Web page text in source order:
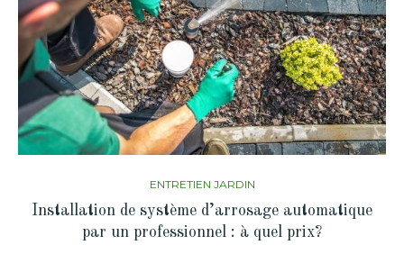
ENTRETIEN JARDIN
Installation de système d’arrosage automatique
par un professionnel : à quel prix?